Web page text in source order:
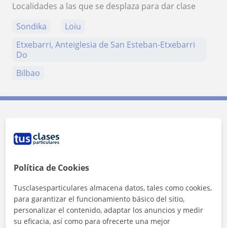
Localidades a las que se desplaza para dar clase
Sondika
Loiu
Etxebarri, Anteiglesia de San Esteban-Etxebarri
Do
Bilbao
Política de Cookies
Tusclasesparticulares almacena datos, tales como cookies,
para garantizar el funcionamiento básico del sitio,
personalizar el contenido, adaptar los anuncios y medir
su eficacia, así como para ofrecerte una mejor